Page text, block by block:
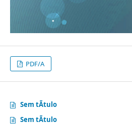
PDF/A
Sem tÃ­tulo
Sem tÃ­tulo